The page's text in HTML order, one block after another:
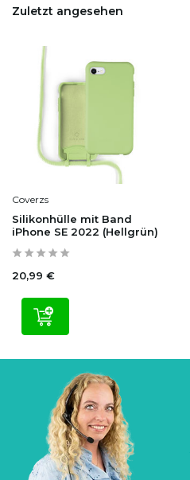
Zuletzt angesehen
Coverzs
Silikonhülle mit Band
iPhone SE 2022 (Hellgrün)
20,99 €